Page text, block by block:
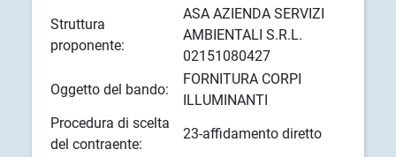
Struttura
proponente:
ASA AZIENDA SERVIZI
AMBIENTALI S.R.L.
02151080427
Oggetto del bando:
FORNITURA CORPI
ILLUMINANTI
Procedura di scelta
del contraente:
23-affidamento diretto